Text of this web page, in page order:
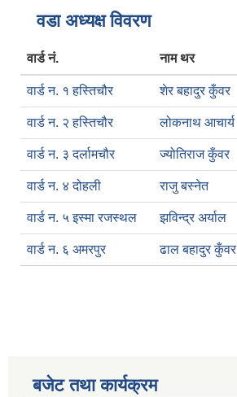
वडा अध्यक्ष विवरण
वार्ड नं. नाम थर
वार्ड न. १ हस्तिचौर शेर बहादुर कुँवर
वार्ड न. २ हस्तिचौर लोकनाथ आचार्य
वार्ड न. ३ दर्लामचौर ज्योतिराज कुँवर
वार्ड न. ४ दोहली राजु बस्नेत
वार्ड न. ५ इस्मा रजस्थल झविन्द्र अर्याल
वार्ड न. ६ अमरपुर ढाल बहादुर कुँवर
बजेट तथा कार्यक्रम